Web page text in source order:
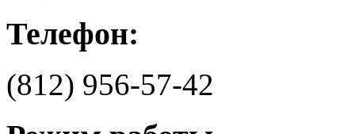
Телефон:
(812) 956-57-42